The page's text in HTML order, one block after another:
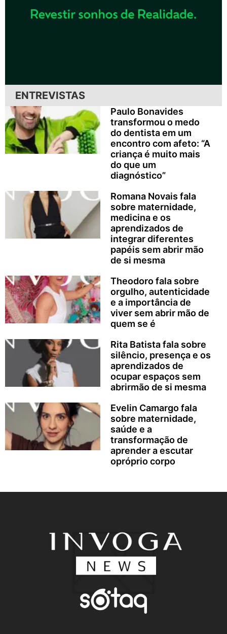
ENTREVISTAS
Paulo Bonavides
transformou o medo
do dentista em um
encontro com afeto: “A
criança é muito mais
do que um
diagnóstico”
Romana Novais fala
sobre maternidade,
medicina e os
aprendizados de
integrar diferentes
papéis sem abrir mão
de si mesma
Theodoro fala sobre
orgulho, autenticidade
e a importância de
viver sem abrir mão de
quem se é
Rita Batista fala sobre
silêncio, presença e os
aprendizados de
ocupar espaços sem
abrirmão de si mesma
Evelin Camargo fala
sobre maternidade,
saúde e a
transformação de
aprender a escutar
opróprio corpo